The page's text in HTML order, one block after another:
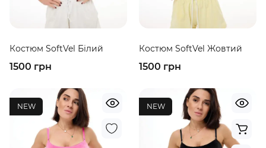
Костюм SoftVel Білий
1500 грн
Костюм SoftVel Жовтий
1500 грн
NEW NEW